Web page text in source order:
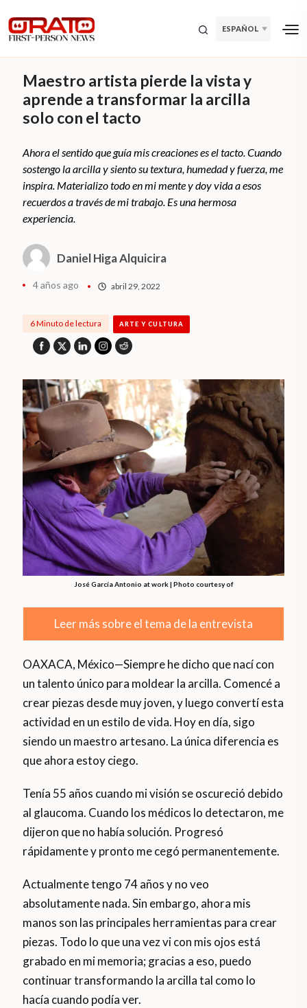
ESPAÑOL
Maestro artista pierde la vista y
aprende a transformar la arcilla
solo con el tacto
Ahora el sentido que guía mis creaciones es el tacto. Cuando
sostengo la arcilla y siento su textura, humedad y fuerza, me
inspira. Materializo todo en mi mente y doy vida a esos
recuerdos a través de mi trabajo. Es una hermosa
experiencia.
Daniel Higa Alquicira
4 años ago abril 29, 2022
6 Minuto de lectura ARTE Y CULTURA
José García Antonio at work | Photo courtesy of
Leer más sobre el tema de la entrevista
OAXACA, México—Siempre he dicho que nací con
un talento único para moldear la arcilla. Comencé a
crear piezas desde muy joven, y luego convertí esta
actividad en un estilo de vida. Hoy en día, sigo
siendo un maestro artesano. La única diferencia es
que ahora estoy ciego.
Tenía 55 años cuando mi visión se oscureció debido
al glaucoma. Cuando los médicos lo detectaron, me
dijeron que no había solución. Progresó
rápidamente y pronto me cegó permanentemente.
Actualmente tengo 74 años y no veo
absolutamente nada. Sin embargo, ahora mis
manos son las principales herramientas para crear
piezas. Todo lo que una vez vi con mis ojos está
grabado en mi memoria; gracias a eso, puedo
continuar transformando la arcilla tal como lo
hacía cuando podía ver.